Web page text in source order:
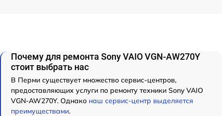
Почему для ремонта Sony VAIO VGN-AW270Y
стоит выбрать нас
В Перми существует множество сервис-центров,
предоставляющих услуги по ремонту техники Sony VAIO
VGN-AW270Y. Однако наш сервис-центр выделяется
преимуществами.